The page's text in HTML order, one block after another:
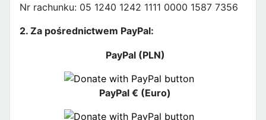
Nr rachunku: 05 1240 1242 1111 0000 1587 7356
2. Za pośrednictwem PayPal:
PayPal (PLN)
PayPal € (Euro)